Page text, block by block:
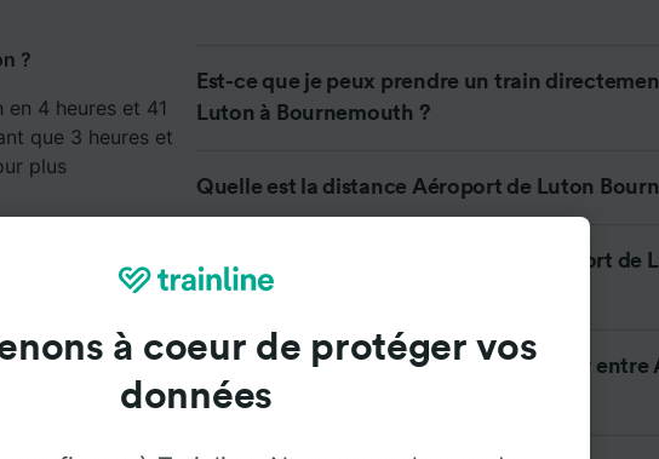
?
4 heures et 41
que 3 heures et
plus
en train ?
est de
sur cette route. Le
les vacances.
page pour
Est-ce que je peux prendre un train
Luton à Bournemouth ?
Quelle est la distance Aéroport de Luton
Est-ce qu'il est possible d'aller de Aéroport de
Bournemouth sans prendre l'avion ?
Quelle est la meilleure façon de voyager entre
et Bournemouth ?
à coeur de protéger vos
données